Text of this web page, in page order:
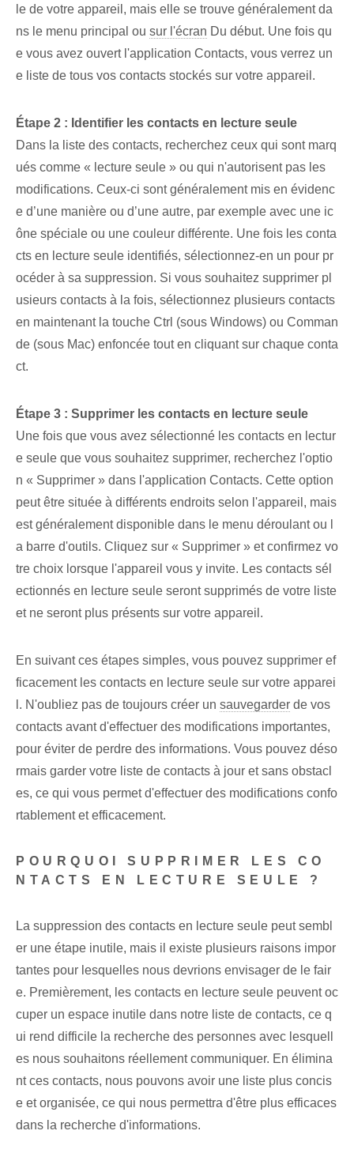
le de votre appareil, mais elle se trouve généralement da
ns le menu principal ou sur l'écran Du début. Une fois qu
e vous avez ouvert l'application Contacts, vous verrez un
e liste de tous vos contacts stockés sur votre appareil.
Étape 2 : Identifier les contacts en lecture seule
Dans la liste des contacts, recherchez ceux qui sont marq
ués comme « lecture seule » ou qui n'autorisent pas les
modifications. Ceux-ci sont généralement mis en évidenc
e d’une manière ou d’une autre, par exemple avec une ic
ône spéciale ou une couleur différente. Une fois les conta
cts en lecture seule identifiés, sélectionnez-en un pour pr
océder à sa suppression. Si vous souhaitez supprimer pl
usieurs contacts à la fois, sélectionnez plusieurs contacts
en maintenant la touche Ctrl (sous Windows) ou Comman
de (sous Mac) enfoncée tout en cliquant sur chaque conta
ct.
Étape 3 : Supprimer les contacts en lecture seule
Une fois que vous avez sélectionné les contacts en lectur
e seule que vous souhaitez supprimer, recherchez l'optio
n « Supprimer » dans l'application Contacts. Cette option
peut être située à différents endroits selon l'appareil, mais
est généralement disponible dans le menu déroulant ou l
a barre d'outils. Cliquez sur « Supprimer » et confirmez vo
tre choix lorsque l'appareil vous y invite. Les contacts sél
ectionnés en lecture seule seront supprimés de votre liste
et ne seront plus présents sur votre appareil.
En suivant ces étapes simples, vous pouvez supprimer ef
ficacement les contacts en lecture seule sur votre apparei
l. N'oubliez pas de toujours créer un sauvegarder de vos
contacts avant d'effectuer des modifications importantes,
pour éviter de perdre des informations. ‌Vous pouvez déso
rmais garder votre liste de contacts à jour et sans obstacl
es, ce qui vous permet d'effectuer des ⁤modifications⁣ confo
rtablement et‌ efficacement.
POURQUOI SUPPRIMER LES CO
NTACTS EN LECTURE SEULE ?
La suppression des contacts en lecture seule peut sembl
er une étape inutile, mais il existe plusieurs raisons impor
tantes pour lesquelles nous devrions envisager de le fair
e. Premièrement, les contacts en lecture seule peuvent oc
cuper un espace inutile dans notre liste de contacts, ce q
ui rend difficile la recherche des personnes avec lesquell
es nous souhaitons réellement communiquer. En élimina
nt ces contacts, nous pouvons avoir une liste plus concis
e et organisée, ce qui nous permettra d'être plus efficaces
dans la recherche d'informations.